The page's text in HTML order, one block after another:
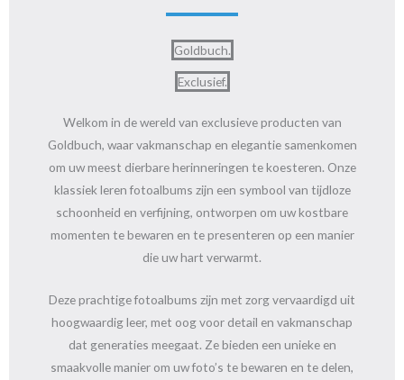
Goldbuch.
Exclusief.
Welkom in de wereld van exclusieve producten van
Goldbuch, waar vakmanschap en elegantie samenkomen
om uw meest dierbare herinneringen te koesteren. Onze
klassiek leren fotoalbums zijn een symbool van tijdloze
schoonheid en verfijning, ontworpen om uw kostbare
momenten te bewaren en te presenteren op een manier
die uw hart verwarmt.
Deze prachtige fotoalbums zijn met zorg vervaardigd uit
hoogwaardig leer, met oog voor detail en vakmanschap
dat generaties meegaat. Ze bieden een unieke en
smaakvolle manier om uw foto’s te bewaren en te delen,